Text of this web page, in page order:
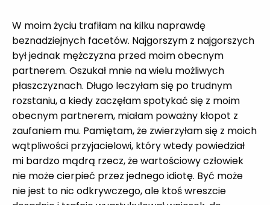
W moim życiu trafiłam na kilku naprawdę
beznadziejnych facetów. Najgorszym z najgorszych
był jednak mężczyzna przed moim obecnym
partnerem. Oszukał mnie na wielu możliwych
płaszczyznach. Długo leczyłam się po trudnym
rozstaniu, a kiedy zaczęłam spotykać się z moim
obecnym partnerem, miałam poważny kłopot z
zaufaniem mu. Pamiętam, że zwierzyłam się z moich
wątpliwości przyjacielowi, który wtedy powiedział
mi bardzo mądrą rzecz, że wartościowy człowiek
nie może cierpieć przez jednego idiotę. Być może
nie jest to nic odkrywczego, ale ktoś wreszcie